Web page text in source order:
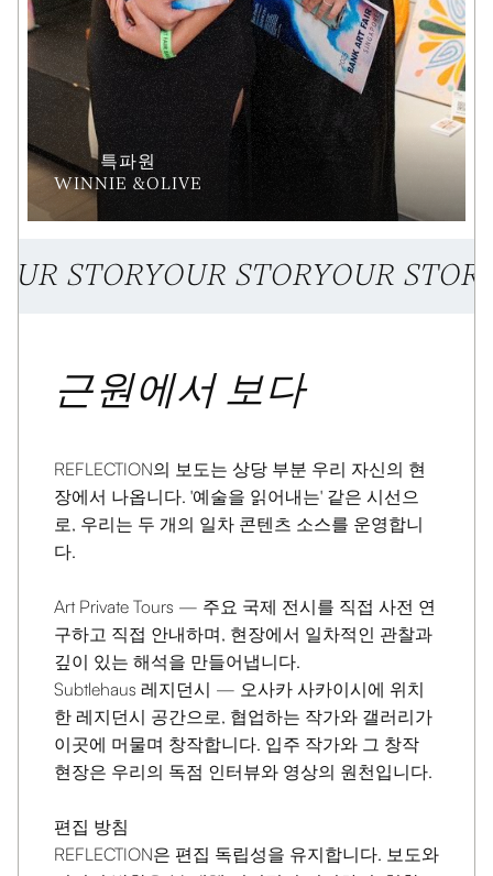
특파원
WINNIE &OLIVE
STORYOUR STORYOUR
근원에서 보다
REFLECTION의 보도는 상당 부분 우리 자신의 현
장에서 나옵니다. '예술을 읽어내는' 같은 시선으
로, 우리는 두 개의 일차 콘텐츠 소스를 운영합니
다.
Art Private Tours — 주요 국제 전시를 직접 사전 연
구하고 직접 안내하며, 현장에서 일차적인 관찰과
깊이 있는 해석을 만들어냅니다.
Subtlehaus 레지던시 — 오사카 사카이시에 위치
한 레지던시 공간으로, 협업하는 작가와 갤러리가
이곳에 머물며 창작합니다. 입주 작가와 그 창작
현장은 우리의 독점 인터뷰와 영상의 원천입니다.
편집 방침
REFLECTION은 편집 독립성을 유지합니다. 보도와